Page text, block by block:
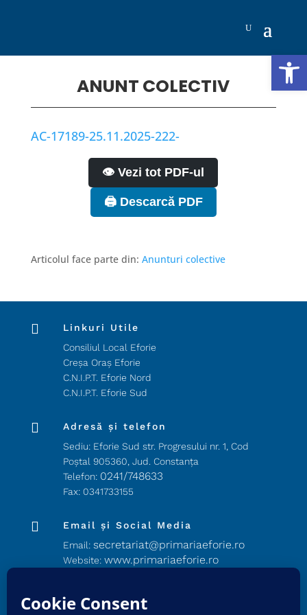
ANUNT COLECTIV
AC-17189-25.11.2025-222-
👁️ Vezi tot PDF-ul
🖨️ Descarcă PDF
Articolul face parte din: Anunturi colective

Linkuri Utile
Consiliul Local Eforie
Creșa Oraș Eforie
C.N.I.P.T. Eforie Nord
C.N.I.P.T. Eforie Sud

Adresă și telefon
Sediu: Eforie Sud str. Progresului nr. 1, Cod
Poştal 905360, Jud. Constanţa
Telefon: 0241/748633
Fax: 0341733155

Email și Social Media
Email: secretariat@primariaeforie.ro
Website: www.primariaeforie.ro